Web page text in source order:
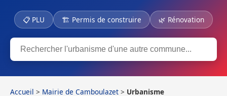
📋 PLU 🏗 Permis de construire 🌿 Rénovation
Accueil > Mairie de Camboulazet > Urbanisme